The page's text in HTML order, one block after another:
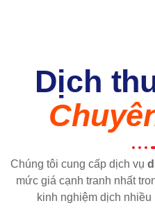
Dịch
Chúng tôi cung cấp dịch vụ
mức giá cạnh tranh nhất
kinh nghiệm dịch